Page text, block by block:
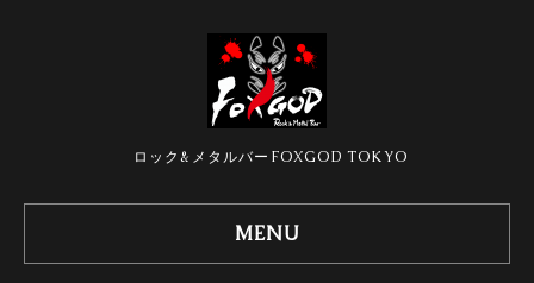
ロック&メタルバーFOXGOD TOKYO
MENU